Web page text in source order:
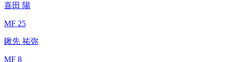
喜田 陽
MF 25
鍬先 祐弥
MF 8